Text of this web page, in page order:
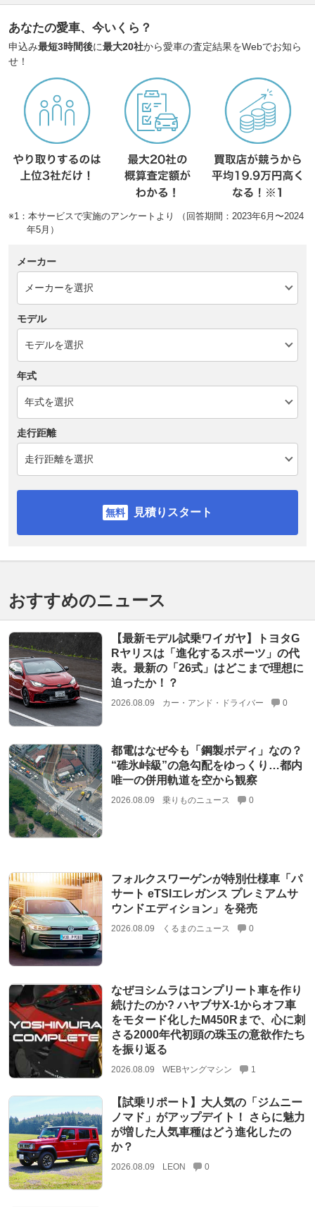
あなたの愛車、今いくら？
申込み最短3時間後に最大20社から愛車の査定結果をWebでお知ら
せ！
※1：本サービスで実施のアンケートより （回答期間：2023年6月〜2024
年5月）
メーカー
モデル
年式
走行距離
見積りスタート
おすすめのニュース
【最新モデル試乗ワイガヤ】トヨタG
Rヤリスは「進化するスポーツ」の代
表。最新の「26式」はどこまで理想に
迫ったか！？
2026.08.09 カー・アンド・ドライバー 0
都電はなぜ今も「鋼製ボディ」なの？
“碓氷峠級”の急勾配をゆっくり…都内
唯一の併用軌道を空から観察
2026.08.09 乗りものニュース 0
フォルクスワーゲンが特別仕様車「パ
サート eTSIエレガンス プレミアムサ
ウンドエディション」を発売
2026.08.09 くるまのニュース 0
なぜヨシムラはコンプリート車を作り
続けたのか? ハヤブサX-1からオフ車
をモタード化したM450Rまで、心に刺
さる2000年代初頭の珠玉の意欲作たち
を振り返る
2026.08.09 WEBヤングマシン 1
【試乗リポート】大人気の「ジムニー
ノマド」がアップデイト！ さらに魅力
が増した人気車種はどう進化したの
か？
2026.08.09 LEON 0